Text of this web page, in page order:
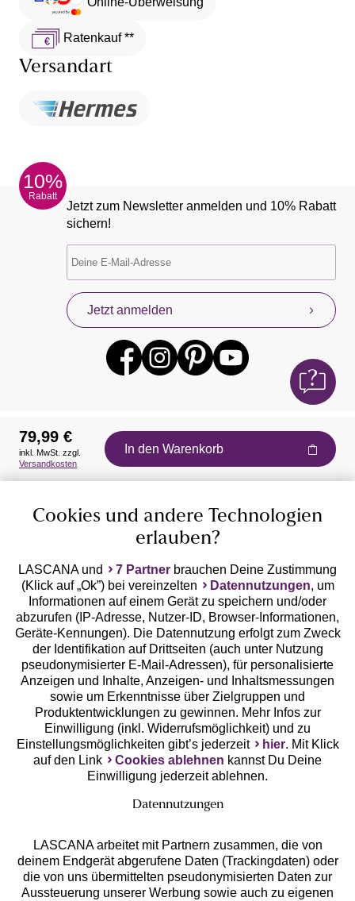
Ratenkauf **
Versandart
10%
Rabatt
Jetzt zum Newsletter anmelden und 10% Rabatt
sichern!
Jetzt anmelden
Auszeichnungen
Geprüfte Sicherheit
Unsere Apps
Services
79,99 €
inkl. MwSt. zzgl.
Versandkosten
In den Warenkorb
Cookies und andere Technologien
erlauben?
LASCANA und 7 Partner brauchen Deine Zustimmung
(Klick auf „Ok”) bei vereinzelten
Datennutzungen, um
Informationen auf einem Gerät zu speichern und/oder
abzurufen (IP-Adresse, Nutzer-ID, Browser-Informationen,
Geräte-Kennungen). Die Datennutzung erfolgt zum Zweck
der Identifikation auf Drittseiten (auch unter Nutzung
pseudonymisierter E-Mail-Adressen), für personalisierte
Anzeigen und Inhalte, Anzeigen- und Inhaltsmessungen
sowie um Erkenntnisse über Zielgruppen und
Produktentwicklungen zu gewinnen. Mehr Infos zur
Einwilligung (inkl. Widerrufsmöglichkeit) und zu
Einstellungsmöglichkeiten gibt’s jederzeit
hier. Mit Klick
auf den Link
Cookies ablehnen kannst Du Deine
Einwilligung jederzeit ablehnen.
Datennutzungen
LASCANA arbeitet mit Partnern zusammen, die von
deinem Endgerät abgerufene Daten (Trackingdaten) oder
die von uns übermittelten pseudonymisierten Daten zur
Aussteuerung unserer Werbung sowie auch zu eigenen